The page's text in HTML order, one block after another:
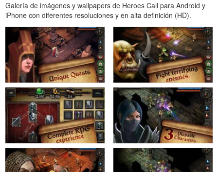
Galería de imágenes y wallpapers de Heroes Call para Android y
iPhone con diferentes resoluciones y en alta definición (HD).